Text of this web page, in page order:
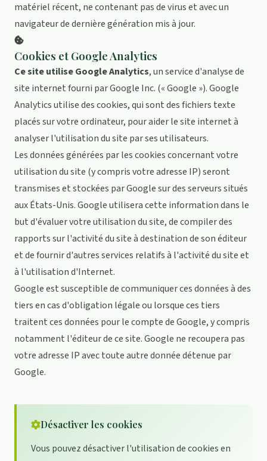
matériel récent, ne contenant pas de virus et avec un
navigateur de dernière génération mis à jour.
Cookies et Google Analytics
Ce site utilise Google Analytics, un service d'analyse de
site internet fourni par Google Inc. (« Google »). Google
Analytics utilise des cookies, qui sont des fichiers texte
placés sur votre ordinateur, pour aider le site internet à
analyser l'utilisation du site par ses utilisateurs.
Les données générées par les cookies concernant votre
utilisation du site (y compris votre adresse IP) seront
transmises et stockées par Google sur des serveurs situés
aux États-Unis. Google utilisera cette information dans le
but d'évaluer votre utilisation du site, de compiler des
rapports sur l'activité du site à destination de son éditeur
et de fournir d'autres services relatifs à l'activité du site et
à l'utilisation d'Internet.
Google est susceptible de communiquer ces données à des
tiers en cas d'obligation légale ou lorsque ces tiers
traitent ces données pour le compte de Google, y compris
notamment l'éditeur de ce site. Google ne recoupera pas
votre adresse IP avec toute autre donnée détenue par
Google.
Désactiver les cookies
Vous pouvez désactiver l'utilisation de cookies en